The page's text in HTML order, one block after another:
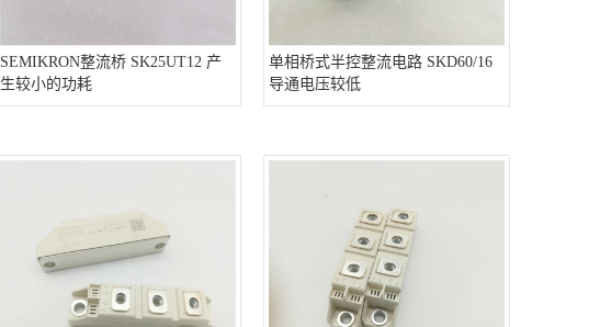
SEMIKRON整流桥 SK25UT12 产
生较小的功耗
单相桥式半控整流电路 SKD60/16
导通电压较低